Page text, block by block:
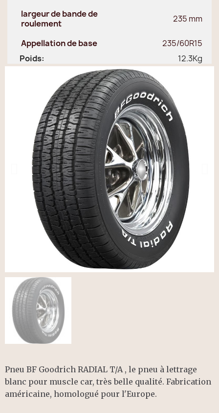
Pneu BF Goodrich RADIAL T/A , le pneu à lettrage
blanc pour muscle car, très belle qualité. Fabrication
américaine, homologué pour l'Europe.
largeur de bande de
roulement
235 mm
Appellation de base
235/60R15
Poids:
12.3Kg